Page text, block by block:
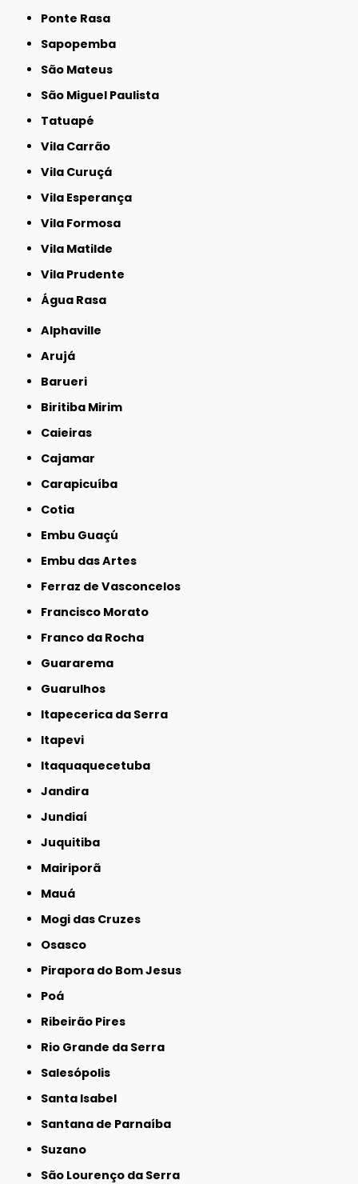
Ponte Rasa
Sapopemba
São Mateus
São Miguel Paulista
Tatuapé
Vila Carrão
Vila Curuçá
Vila Esperança
Vila Formosa
Vila Matilde
Vila Prudente
Água Rasa
Alphaville
Arujá
Barueri
Biritiba Mirim
Caieiras
Cajamar
Carapicuíba
Cotia
Embu Guaçú
Embu das Artes
Ferraz de Vasconcelos
Francisco Morato
Franco da Rocha
Guararema
Guarulhos
Itapecerica da Serra
Itapevi
Itaquaquecetuba
Jandira
Jundiaí
Juquitiba
Mairiporã
Mauá
Mogi das Cruzes
Osasco
Pirapora do Bom Jesus
Poá
Ribeirão Pires
Rio Grande da Serra
Salesópolis
Santa Isabel
Santana de Parnaíba
Suzano
São Lourenço da Serra